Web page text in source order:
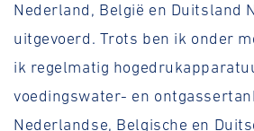
Nederland, België en Duitsland
uitgevoerd. Trots ben ik onder
ik regelmatig
voedingswater- en
Nederlandse, Belgische en